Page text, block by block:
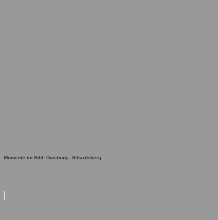
Momente im Bild: Duisburg - Sittardsberg